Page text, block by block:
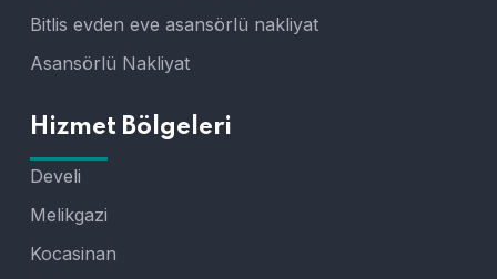
Bitlis evden eve asansörlü nakliyat
Asansörlü Nakliyat
Hizmet Bölgeleri
Develi
Melikgazi
Kocasinan